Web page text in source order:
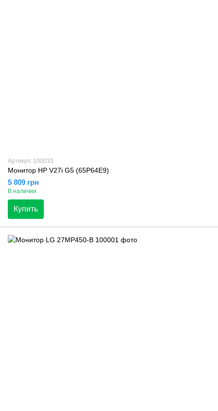
Артикул: 100033
Монитор HP V27i G5 (65P64E9)
5 809 грн
В наличии
Купить